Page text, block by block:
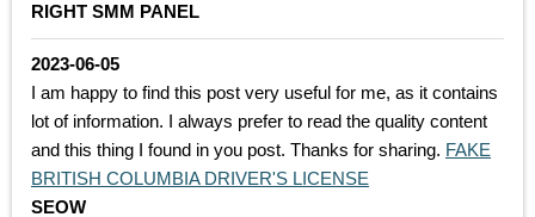
RIGHT SMM PANEL
2023-06-05
I am happy to find this post very useful for me, as it contains
lot of information. I always prefer to read the quality content
and this thing I found in you post. Thanks for sharing. FAKE
BRITISH COLUMBIA DRIVER'S LICENSE
SEOW